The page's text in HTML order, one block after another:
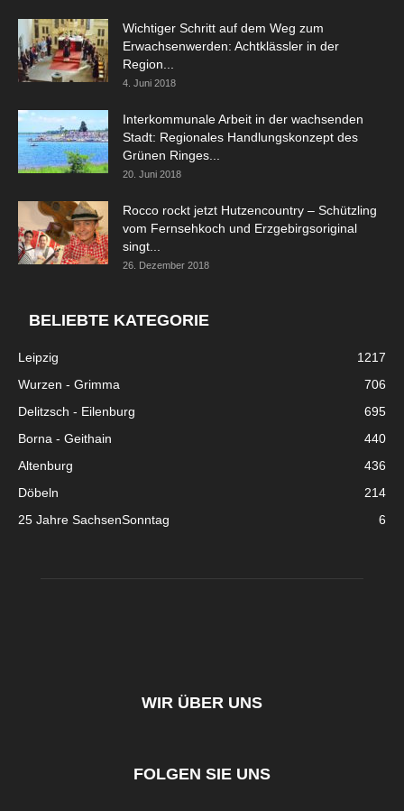
Wichtiger Schritt auf dem Weg zum
Erwachsenwerden: Achtklässler in der
Region...
4. Juni 2018
Interkommunale Arbeit in der wachsenden
Stadt: Regionales Handlungskonzept des
Grünen Ringes...
20. Juni 2018
Rocco rockt jetzt Hutzencountry – Schützling
vom Fernsehkoch und Erzgebirgsoriginal
singt...
26. Dezember 2018
BELIEBTE KATEGORIE
Leipzig
1217
Wurzen - Grimma
706
Delitzsch - Eilenburg
695
Borna - Geithain
440
Altenburg
436
Döbeln
214
25 Jahre SachsenSonntag
6
WIR ÜBER UNS
FOLGEN SIE UNS